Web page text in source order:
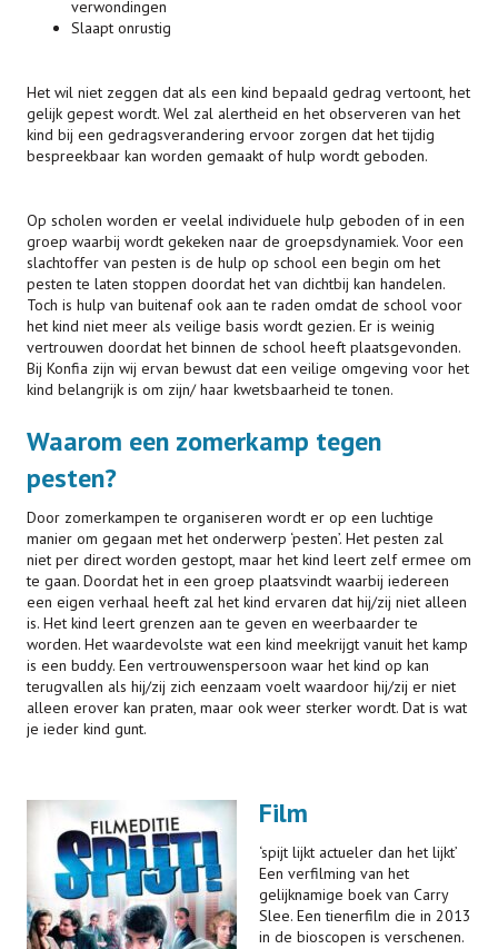
verwondingen
Slaapt onrustig
Het wil niet zeggen dat als een kind bepaald gedrag vertoont, het
gelijk gepest wordt. Wel zal alertheid en het observeren van het
kind bij een gedragsverandering ervoor zorgen dat het tijdig
bespreekbaar kan worden gemaakt of hulp wordt geboden.
Op scholen worden er veelal individuele hulp geboden of in een
groep waarbij wordt gekeken naar de groepsdynamiek. Voor een
slachtoffer van pesten is de hulp op school een begin om het
pesten te laten stoppen doordat het van dichtbij kan handelen.
Toch is hulp van buitenaf ook aan te raden omdat de school voor
het kind niet meer als veilige basis wordt gezien. Er is weinig
vertrouwen doordat het binnen de school heeft plaatsgevonden.
Bij Konfia zijn wij ervan bewust dat een veilige omgeving voor het
kind belangrijk is om zijn/ haar kwetsbaarheid te tonen.
Waarom een zomerkamp tegen
pesten?
Door zomerkampen te organiseren wordt er op een luchtige
manier om gegaan met het onderwerp ‘pesten’. Het pesten zal
niet per direct worden gestopt, maar het kind leert zelf ermee om
te gaan. Doordat het in een groep plaatsvindt waarbij iedereen
een eigen verhaal heeft zal het kind ervaren dat hij/zij niet alleen
is. Het kind leert grenzen aan te geven en weerbaarder te
worden. Het waardevolste wat een kind meekrijgt vanuit het kamp
is een buddy. Een vertrouwenspersoon waar het kind op kan
terugvallen als hij/zij zich eenzaam voelt waardoor hij/zij er niet
alleen erover kan praten, maar ook weer sterker wordt. Dat is wat
je ieder kind gunt.
Film
‘spijt lijkt actueler dan het lijkt’
Een verfilming van het
gelijknamige boek van Carry
Slee. Een tienerfilm die in 2013
in de bioscopen is verschenen.